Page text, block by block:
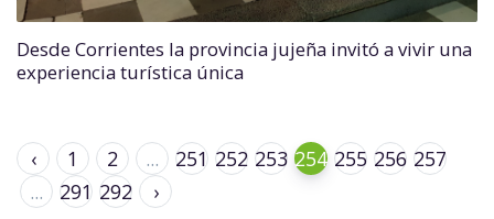
Desde Corrientes la provincia jujeña invitó a vivir una
experiencia turística única
‹ 1 2 ... 251 252 253 254 255 256 257
...
291 292 ›